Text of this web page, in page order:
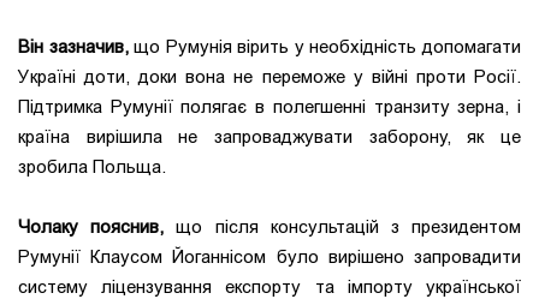
Він зазначив,що Румунія вірить у необхідність допомагати
Україні доти, доки вона не переможе у війні проти Росії.
Підтримка Румунії полягає в полегшенні транзиту зерна, і
країна вирішила не запроваджувати заборону, як це
зробила Польща.
Чолаку пояснив,що після консультацій з президентом
Румунії Клаусом Йоганнісом було вирішено запровадити
систему ліцензування експорту та імпорту української